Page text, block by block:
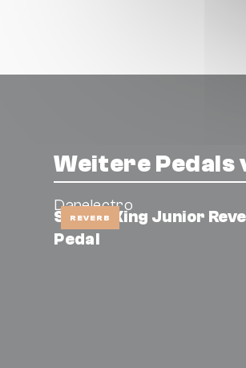
Weitere Pedals
REVERB
Danelectro
Spring King Junior
Pedal